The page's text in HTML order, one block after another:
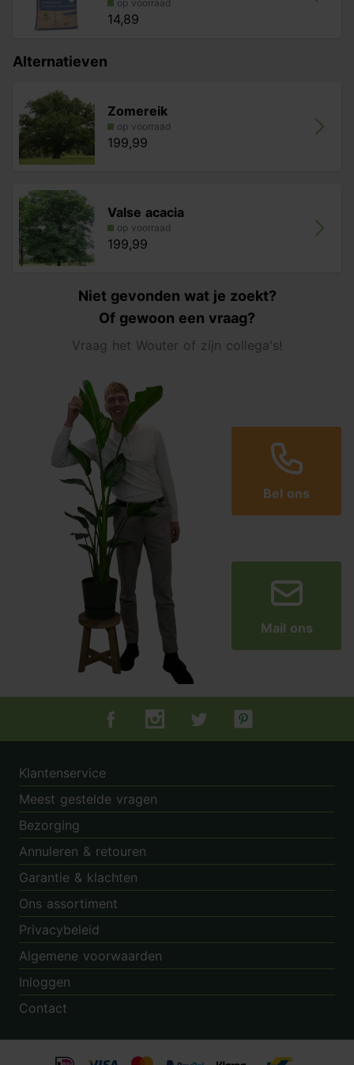
op voorraad
14,89
Alternatieven
Zomereik
op voorraad
199,99
Valse acacia
op voorraad
199,99
Niet gevonden wat je zoekt?
Of gewoon een vraag?
Vraag het Wouter of zijn collega's!
Bel ons
Mail ons
Tuincentrum.nl op Facebook
Tuincentrum.nl op Instagram
Tuincentrum.nl op Twitter
Tuincentrum.nl op
Klantenservice
Meest gestelde vragen
Bezorging
Annuleren & retouren
Garantie & klachten
Ons assortiment
Privacybeleid
Algemene voorwaarden
Inloggen
Contact